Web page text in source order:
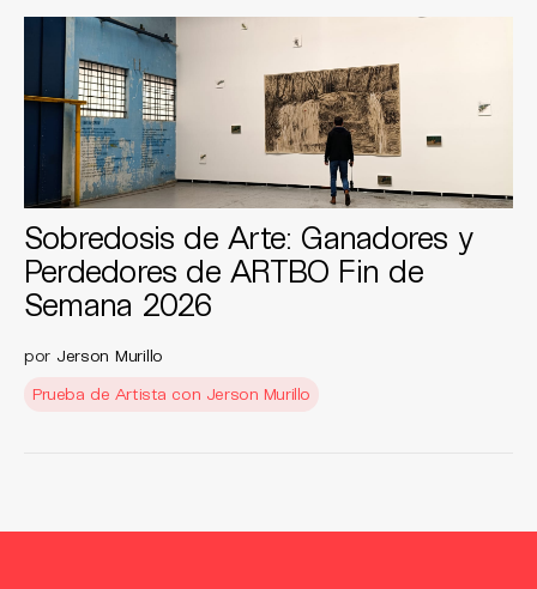
Sobredosis de Arte: Ganadores y
Perdedores de ARTBO Fin de
Semana 2026
por Jerson Murillo
Prueba de Artista con Jerson Murillo